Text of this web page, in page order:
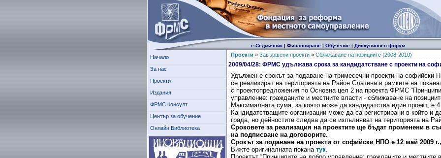
е-Седмичник| Финансиране| Обучение| Дискусионен форум
Начало
За нас
Проекти
Издания
ФРМС Консулт
Център за обучение
Онлайн Библиотека
Проекти » Завършени проекти» Сближаване на позициите (2008-2010)
2009/04/28: ФРМС удължава срока за кандидатстване с проекти на
Удължен е срокът за подаване на тримесечни проекти на софийски
се реализират на територията на Район Слатина в рамките на
с проектопредложения по Основна цел 2 на проекта ФРМС
управление: гражданите и местните власти - сближаване на
Максималната сума, за която може да кандидатства един проект, е
Кандидатстващите организации може да са регистрирани в който и
града, но дейностите следва да се изпълняват на територията на
Сроковете за реализация на проектите ще бъдат променени в
на подписване на договорите.
Срокът за подаване на проекти от софийски НПО е 12 май 2009
Вижте оригиналната покана тук.